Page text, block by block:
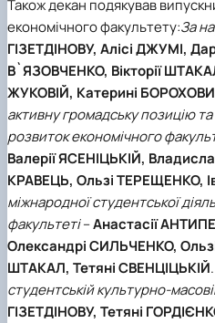
Також декан подякував
економічного факультету:За
ГІЗЕТДІНОВУ, Алісі ДЖУМІ,
В`ЯЗОВЧЕНКО, Вікторії
ЖУКОВІЙ, Катерині
активну громадську позицію
розвиток економічного
Валерії ЯСЕНІЦЬКІЙ,
КРАВЕЦЬ, Ользі ТЕРЕЩЕНКО,
міжнародної студентської
факультеті–Анастасії
Олександрі СИЛЬЧЕНКО,
ШТАКАЛ, Тетяні СВЕНЦІЦЬКІЙ.
студентській культурно-
ГІЗЕТДІНОВУ, Тетяні